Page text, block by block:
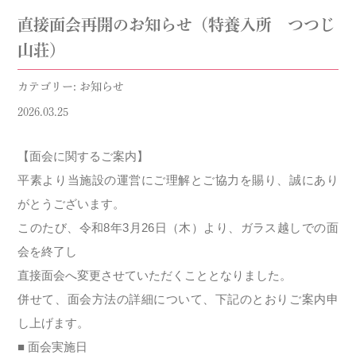
直接面会再開のお知らせ（特養入所 つつじ
山荘）
カテゴリー: お知らせ
2026.03.25
【面会に関するご案内】
平素より当施設の運営にご理解とご協力を賜り、誠にあり
がとうございます。
このたび、令和8年3月26日（木）より、ガラス越しでの面
会を終了し
直接面会へ変更させていただくこととなりました。
併せて、面会方法の詳細について、下記のとおりご案内申
し上げます。
■ 面会実施日